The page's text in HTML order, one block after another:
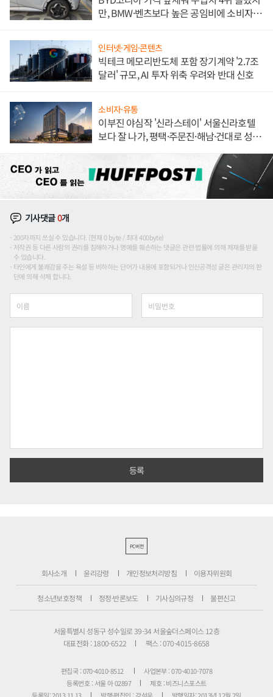
만, BMW·벤츠보다 높은 공임비에 소비자
인터넷·게임·콘텐츠
빅테크 메모리반도체 포함 장기계약 '2.7조
달러' 규모, AI 투자 위축 우려와 반대 신호
소비자·유통
이부진 야심작 '신라스테이' 서울신라호텔
보다 잘 나가, 평택·주문진·해남·건대로 성
기사댓글0개
200자까지 쓰실 수 있습니다. (현재 0 byte / 최대 400byte)
저작권 등 다른 사람의 권리를 침해하거나 명예를 훼손하는 댓글은 관련 법률에 의해 제재를 받을
수 있습니다.
타인에게 불쾌감을 주는 욕설 등 비하하는 단어가 내용에 포함되거나 인신공격성 글은 관리자의 판
단에 의해 삭제 합니다.
PC버전
회사소개 윤리강령 개인정보처리방침 이용자위원회
청소년보호정책 정정·반론보도 기사심의규정 불편신고
서울특별시 성동구 성수일로 39-34 서울숲더스페이스 12층
대표전화 : 1800-6522
팩스 : 070-4015-8658
편집국 : 070-4010-8512
사업본부 : 070-4010-7078
등록번호 : 서울 아 02897
제호 : 비즈니스포스트